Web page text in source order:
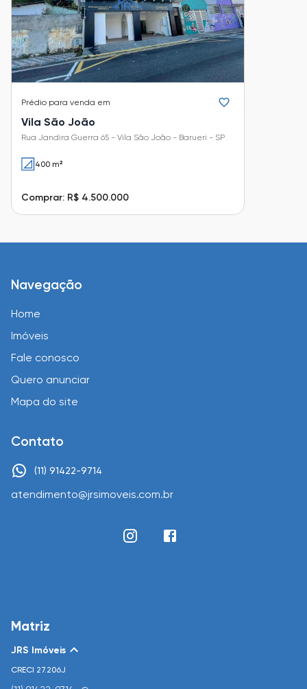
Prédio para venda em
Vila São João
Rua Jandira Guerra 65 - Vila São João - Barueri - SP
400 m²
Comprar: R$ 4.500.000
Navegação
Home
Imóveis
Fale conosco
Quero anunciar
Mapa do site
Contato
(11) 91422-9714
atendimento@jrsimoveis.com.br
Matriz
JRS Imóveis
CRECI 27.206J